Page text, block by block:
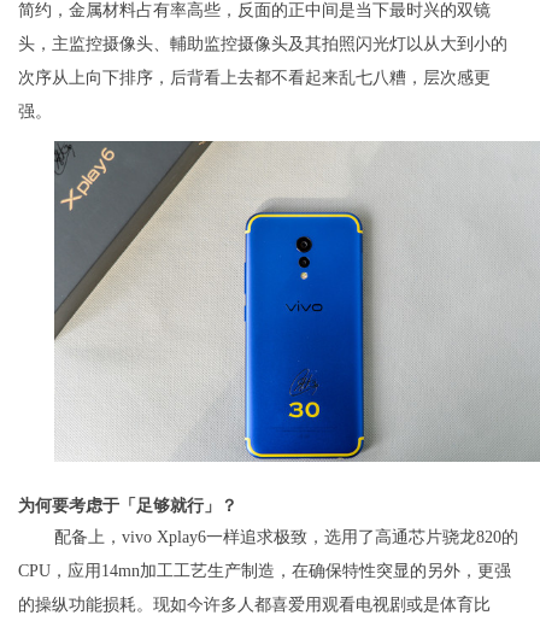
简约，金属材料占有率高些，反面的正中间是当下最时兴的双镜
头，主监控摄像头、輔助监控摄像头及其拍照闪光灯以从大到小的
次序从上向下排序，后背看上去都不看起来乱七八糟，层次感更
强。
为何要考虑于「足够就行」？
配备上，vivo Xplay6一样追求极致，选用了高通芯片骁龙820的
CPU，应用14mn加工工艺生产制造，在确保特性突显的另外，更强
的操纵功能损耗。现如今许多人都喜爱用观看电视剧或是体育比